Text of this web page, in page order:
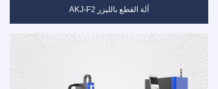
آلة القطع بالليزر AKJ-F2